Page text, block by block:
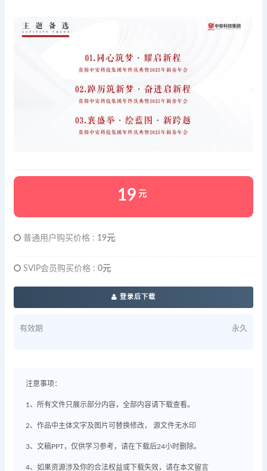
19 元
普通用户购买价格 : 19元
SVIP会员购买价格 : 0元
登录后下载
有效期 永久
注意事项：
1、所有文件只展示部分内容，全部内容请下载查看。
2、作品中主体文字及图片可替换修改， 源文件无水印
3、文稿PPT，仅供学习参考，请在下载后24小时删除。
4、如果资源涉及你的合法权益或下载失效，请在本文留言